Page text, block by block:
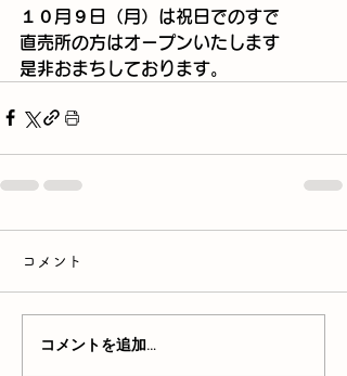
１０月９日（月）は祝日でのすで
直売所の方はオープンいたします
是非おまちしております。
コメント
コメントを追加…